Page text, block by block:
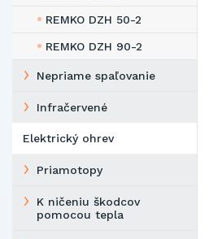
REMKO DZH 50-2
REMKO DZH 90-2
Nepriame spaľovanie
Infračervené
Elektrický ohrev
Priamotopy
K ničeniu škodcov
pomocou tepla